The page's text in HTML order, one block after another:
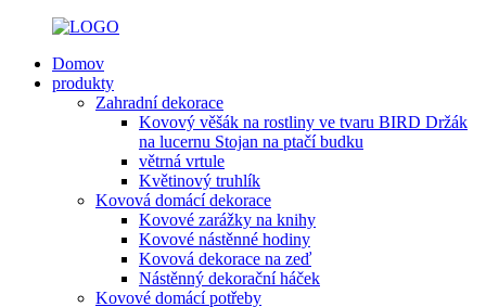
Domov
produkty
Zahradní dekorace
Kovový věšák na rostliny ve tvaru BIRD Držák
na lucernu Stojan na ptačí budku
větrná vrtule
Květinový truhlík
Kovová domácí dekorace
Kovové zarážky na knihy
Kovové nástěnné hodiny
Kovová dekorace na zeď
Nástěnný dekorační háček
Kovové domácí potřeby